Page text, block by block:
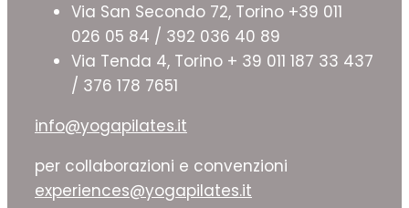
Via San Secondo 72, Torino +39 011
026 05 84 / 392 036 40 89
Via Tenda 4, Torino + 39 011 187 33 437
/ 376 178 7651
info@yogapilates.it
per collaborazioni e convenzioni
experiences@yogapilates.it